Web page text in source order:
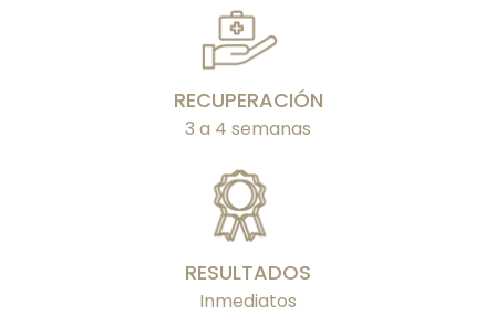
RECUPERACIÓN
3 a 4 semanas
RESULTADOS
Inmediatos